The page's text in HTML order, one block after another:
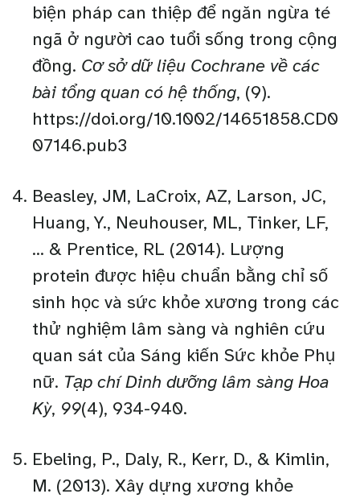
biện pháp can thiệp để ngăn ngừa té
ngã ở người cao tuổi sống trong cộng
đồng. Cơ sở dữ liệu Cochrane về các
bài tổng quan có hệ thống, (9).
https://doi.org/10.1002/14651858.CD0
07146.pub3
Beasley, JM, LaCroix, AZ, Larson, JC,
Huang, Y., Neuhouser, ML, Tinker, LF,
… & Prentice, RL (2014). Lượng
protein được hiệu chuẩn bằng chỉ số
sinh học và sức khỏe xương trong các
thử nghiệm lâm sàng và nghiên cứu
quan sát của Sáng kiến Sức khỏe Phụ
nữ. Tạp chí Dinh dưỡng lâm sàng Hoa
Kỳ, 99(4), 934-940.
Ebeling, P., Daly, R., Kerr, D., & Kimlin,
M. (2013). Xây dựng xương khỏe